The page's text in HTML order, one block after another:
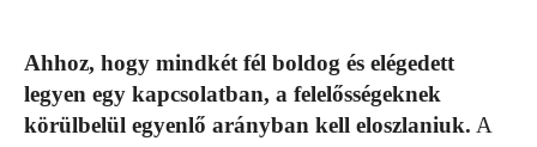
Ahhoz, hogy mindkét fél boldog és elégedett
legyen egy kapcsolatban, a felelősségeknek
körülbelül egyenlő arányban kell eloszlaniuk. A